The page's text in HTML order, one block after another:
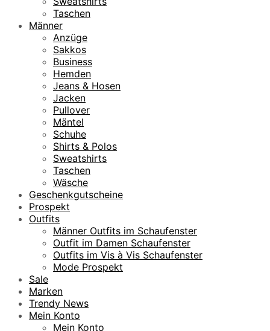
Taschen
Männer
Anzüge
Sakkos
Business
Hemden
Jeans & Hosen
Jacken
Pullover
Mäntel
Schuhe
Shirts & Polos
Sweatshirts
Taschen
Wäsche
Geschenkgutscheine
Prospekt
Outfits
Männer Outfits im Schaufenster
Outfit im Damen Schaufenster
Outfits im Vis à Vis Schaufenster
Mode Prospekt
Sale
Marken
Trendy News
Mein Konto
Mein Konto